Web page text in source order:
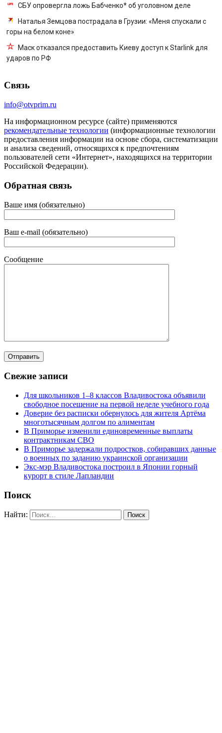
СБУ опровергла ложь Бабченко* об уголовном деле
Наталья Земцова пострадала в Грузии: «Меня спускали с
горы на белом коне»
Маск отказался предоставить Киеву доступ к Starlink для
ударов по РФ
Связь
info@otvprim.ru
На информационном ресурсе (сайте) применяются
рекомендательные технологии (информационные технологии
предоставления информации на основе сбора, систематизации
и анализа сведений, относящихся к предпочтениям
пользователей сети «Интернет», находящихся на территории
Российской Федерации).
Обратная связь
Ваше имя (обязательно)
Ваш e-mail (обязательно)
Сообщение
Свежие записи
Для школьников 1–8 классов Владивостока объявили
свободное посещение на первой неделе учебного года
Доверие без расписки обернулось для жителя Артёма
многотысячным долгом по алиментам
В Приморье изменили единовременные выплаты
контрактникам СВО
В Приморье задержали подростков, собиравших данные
о военных по заданию украинской организации
Экс-мэр Владивостока построил в Японии горный
курорт в стиле Лапландии
Поиск
Найти: